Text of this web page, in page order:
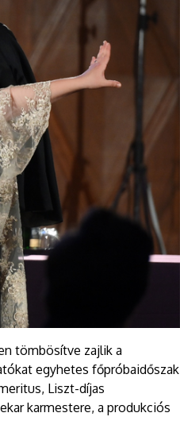
tömbösítve zajlik a
egyhetes főpróbaidőszak
Liszt-díjas
karmestere, a produkciós